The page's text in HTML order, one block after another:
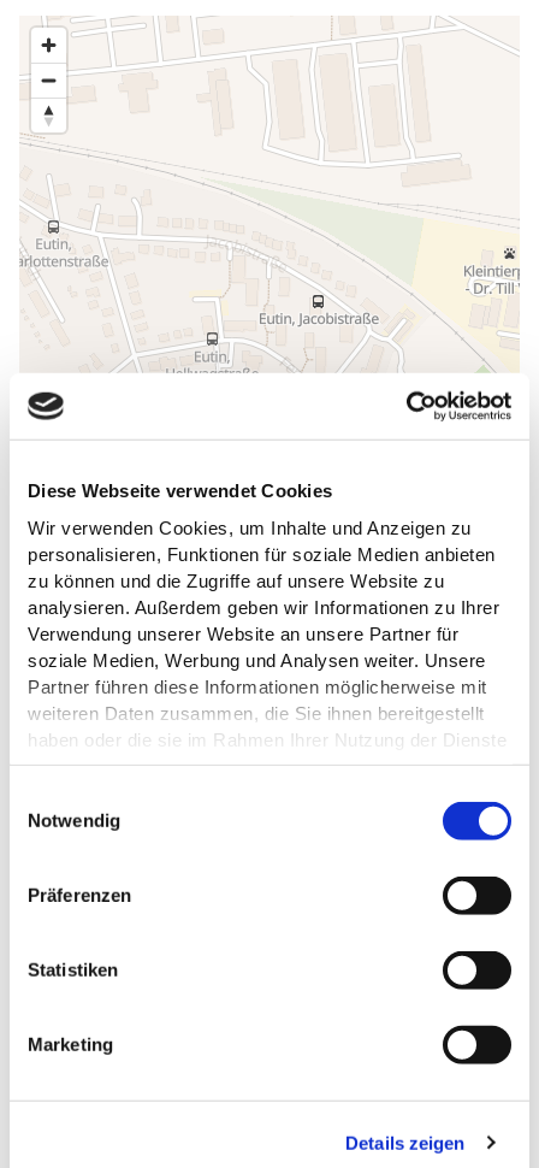
Diese Webseite verwendet Cookies
Wir verwenden Cookies, um Inhalte und Anzeigen zu
personalisieren, Funktionen für soziale Medien anbieten
zu können und die Zugriffe auf unsere Website zu
analysieren. Außerdem geben wir Informationen zu Ihrer
Verwendung unserer Website an unsere Partner für
soziale Medien, Werbung und Analysen weiter. Unsere
Partner führen diese Informationen möglicherweise mit
weiteren Daten zusammen, die Sie ihnen bereitgestellt
haben oder die sie im Rahmen Ihrer Nutzung der Dienste
gesammelt haben.
Datenschutz
Notwendig
Präferenzen
Statistiken
Marketing
Details zeigen
ALLGEMEINE INFORMATIONEN
EIGNUNG
DAS KÖNNTE DICH AUCH